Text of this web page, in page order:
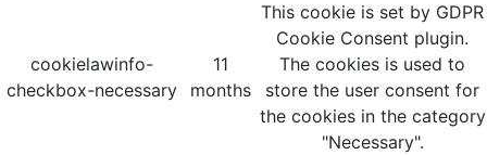
cookielawinfo-
checkbox-necessary
11
months
This cookie is set by GDPR
Cookie Consent plugin.
The cookies is used to
store the user consent for
the cookies in the category
"Necessary".